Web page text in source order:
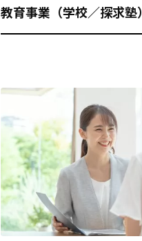
教育事業（学校／探求塾）